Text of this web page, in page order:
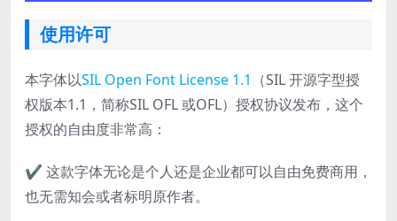
使用许可
本字体以SIL Open Font License 1.1 （SIL 开源字型授
权版本1.1，简称SIL OFL 或OFL）授权协议发布，这个
授权的自由度非常高：
✔ 这款字体无论是个人还是企业都可以自由免费商用，
也无需知会或者标明原作者。